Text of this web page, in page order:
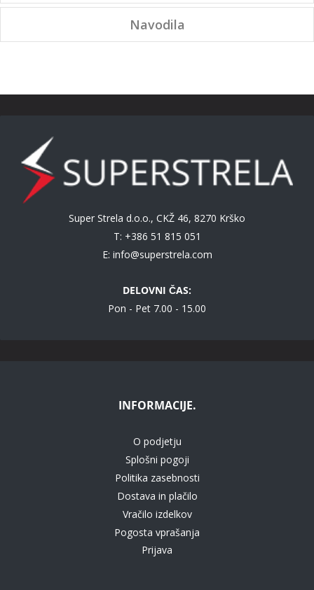
Navodila
Super Strela d.o.o., CKŽ 46, 8270 Krško
T: +386 51 815 051
E: info@superstrela.com
DELOVNI ČAS:
Pon - Pet 7.00 - 15.00
INFORMACIJE.
O podjetju
Splošni pogoji
Politika zasebnosti
Dostava in plačilo
Vračilo izdelkov
Pogosta vprašanja
Prijava